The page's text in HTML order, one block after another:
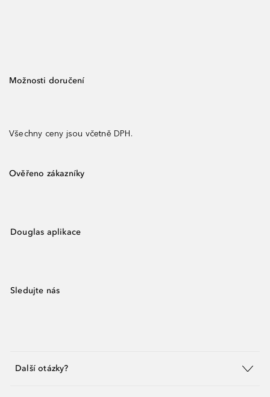
Možnosti doručení
Všechny ceny jsou včetně DPH.
Ověřeno zákazníky
Douglas aplikace
Sledujte nás
Další otázky?